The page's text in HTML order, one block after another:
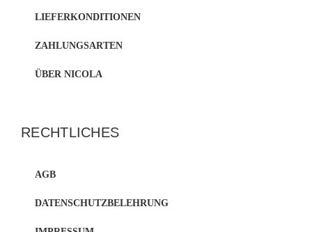
LIEFERKONDITIONEN
ZAHLUNGSARTEN
ÜBER NICOLA
RECHTLICHES
AGB
DATENSCHUTZBELEHRUNG